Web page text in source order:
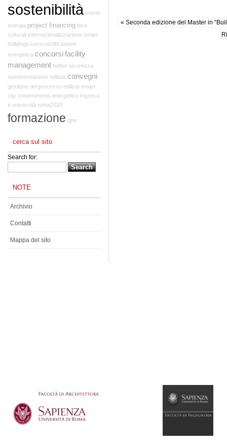
« Seconda edizione del Master in
sostenibilità eventi
energia project financing beni
culturali internazionalizzazione smart
buildings corsi certificazione
energetica concorsifacility
management twitter sicurezza
sperimentazione edilizia convegni
gestione del processo edilizio smart
city contenimento energetico impresa
e università roma2020
formazione gpe
cerca sul sito
Search for:
NOTE
Archivio
Contatti
Mappa del sito